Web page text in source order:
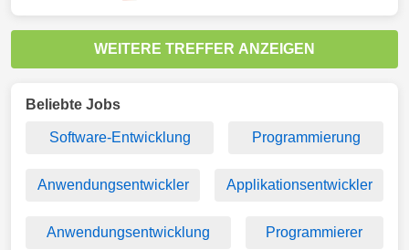
WEITERE TREFFER ANZEIGEN
Beliebte Jobs
Software-Entwicklung Programmierung
Anwendungsentwickler Applikationsentwickler
Anwendungsentwicklung Programmierer